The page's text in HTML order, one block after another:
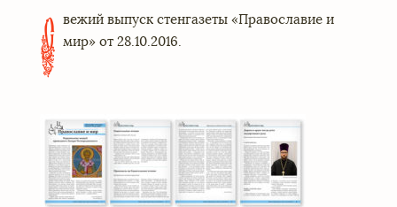
С вежий выпуск стенгазеты «Православие и
мир» от 28.10.2016.